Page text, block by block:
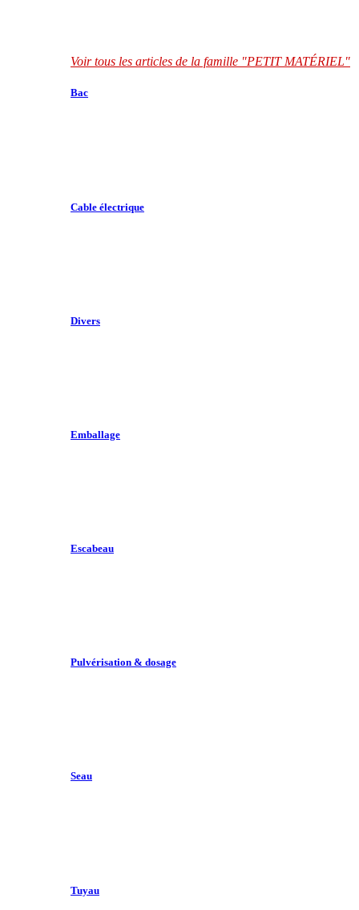
Voir tous les articles de la famille "PETIT MATÉRIEL"
Bac
Cable électrique
Divers
Emballage
Escabeau
Pulvérisation & dosage
Seau
Tuyau